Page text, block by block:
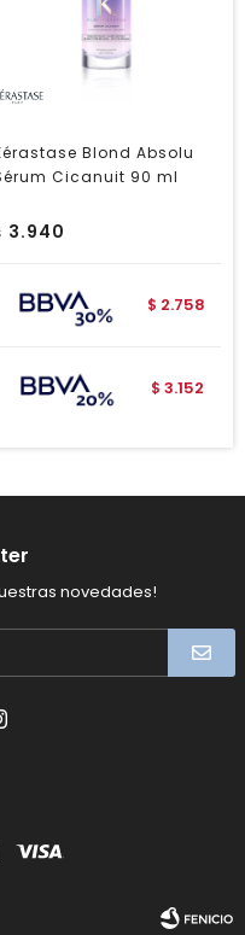
Blond Absolu
Cicanuit 90 ml
3.940
$ 2.758
$ 3.152
novedades!